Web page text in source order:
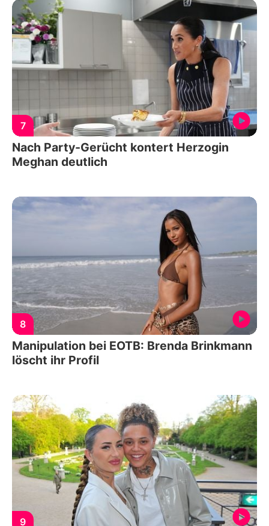
7
Nach Party-Gerücht kontert Herzogin
Meghan deutlich
8
Manipulation bei EOTB: Brenda Brinkmann
löscht ihr Profil
9